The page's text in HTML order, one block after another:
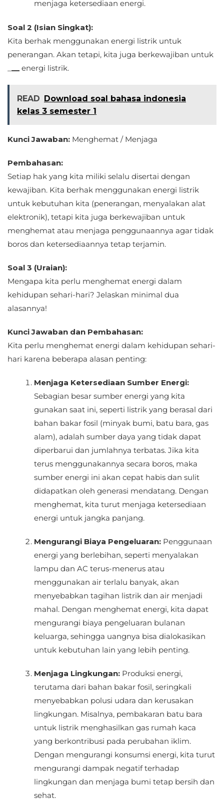
menjaga ketersediaan energi.
Soal 2 (Isian Singkat):
Kita berhak menggunakan energi listrik untuk
penerangan. Akan tetapi, kita juga berkewajiban untuk
__ energi listrik.
READ
Download soal bahasa indonesia
kelas 3 semester 1
Kunci Jawaban: Menghemat / Menjaga
Pembahasan:
Setiap hak yang kita miliki selalu disertai dengan
kewajiban. Kita berhak menggunakan energi listrik
untuk kebutuhan kita (penerangan, menyalakan alat
elektronik), tetapi kita juga berkewajiban untuk
menghemat atau menjaga penggunaannya agar tidak
boros dan ketersediaannya tetap terjamin.
Soal 3 (Uraian):
Mengapa kita perlu menghemat energi dalam
kehidupan sehari-hari? Jelaskan minimal dua
alasannya!
Kunci Jawaban dan Pembahasan:
Kita perlu menghemat energi dalam kehidupan sehari-
hari karena beberapa alasan penting:
Menjaga Ketersediaan Sumber Energi:
Sebagian besar sumber energi yang kita
gunakan saat ini, seperti listrik yang berasal dari
bahan bakar fosil (minyak bumi, batu bara, gas
alam), adalah sumber daya yang tidak dapat
diperbarui dan jumlahnya terbatas. Jika kita
terus menggunakannya secara boros, maka
sumber energi ini akan cepat habis dan sulit
didapatkan oleh generasi mendatang. Dengan
menghemat, kita turut menjaga ketersediaan
energi untuk jangka panjang.
Mengurangi Biaya Pengeluaran: Penggunaan
energi yang berlebihan, seperti menyalakan
lampu dan AC terus-menerus atau
menggunakan air terlalu banyak, akan
menyebabkan tagihan listrik dan air menjadi
mahal. Dengan menghemat energi, kita dapat
mengurangi biaya pengeluaran bulanan
keluarga, sehingga uangnya bisa dialokasikan
untuk kebutuhan lain yang lebih penting.
Menjaga Lingkungan: Produksi energi,
terutama dari bahan bakar fosil, seringkali
menyebabkan polusi udara dan kerusakan
lingkungan. Misalnya, pembakaran batu bara
untuk listrik menghasilkan gas rumah kaca
yang berkontribusi pada perubahan iklim.
Dengan mengurangi konsumsi energi, kita turut
mengurangi dampak negatif terhadap
lingkungan dan menjaga bumi tetap bersih dan
sehat.